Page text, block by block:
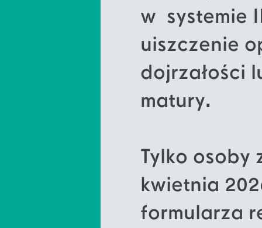
w systemie
uiszczenie
dojrzałości
matury.
Tylko osoby
kwietnia
formularza